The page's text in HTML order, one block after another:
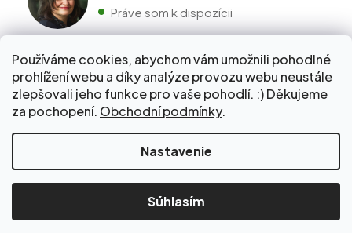
Používáme cookies, abychom vám umožnili pohodlné
prohlížení webu a díky analýze provozu webu neustále
zlepšovali jeho funkce pro vaše pohodlí. :) Děkujeme
za pochopení. Obchodní podmínky.
Nastavenie
Súhlasím
Práve som k dispozícii
+420 776 298 517
Volajte pondelok - piatok 9:00 až 17:00
info@pravebio.cz
Napíšte nám kedykoľvek, snažíme sa vždy odpovedať do 24
Vytvoril Shoptet Premium
Copyright 2026www.pravebio.cz. Všetky
Upraviť nastavenie cookies